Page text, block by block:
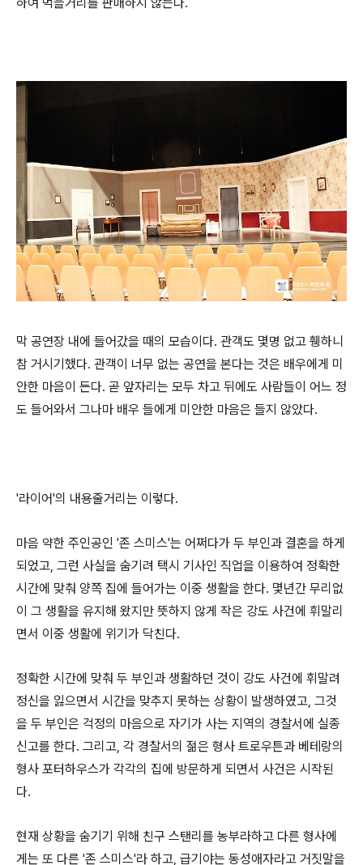
막 공연장 내에 들어갔을 때의 모습이다. 관객도 몇명 없고 휑하니
참 거시기했다. 관객이 너무 없는 공연을 본다는 것은 배우에게 미
안한 마음이 든다. 곧 앞자리는 모두 차고 뒤에도 사람들이 어느 정
도 들어와서 그나마 배우 들에게 미안한 마음은 들지 않았다.
'라이어'의 내용줄거리는 이렇다.
마음 약한 주인공인 '존 스미스'는 어쩌다가 두 부인과 결혼을 하게
되었고, 그런 사실을 숨기려 택시 기사인 직업을 이용하여 정확한
시간에 맞춰 양쪽 집에 들어가는 이중 생활을 한다. 몇년간 무리없
이 그 생활을 유지해 왔지만 뜻하지 않게 작은 강도 사건에 휘말리
면서 이중 생활에 위기가 닥친다.
정확한 시간에 맞춰 두 부인과 생활하던 것이 강도 사건에 휘말려
정신을 잃으면서 시간을 맞추지 못하는 상황이 발생하였고, 그것
을 두 부인은 걱정의 마음으로 자기가 사는 지역의 경찰서에 실종
신고를 한다. 그리고, 각 경찰서의 젊은 형사 트로우튼과 베테랑의
형사 포터하우스가 각각의 집에 방문하게 되면서 사건은 시작된
다.
현재 상황을 숨기기 위해 친구 스탠리를 농부라하고 다른 형사에
게는 또 다른 '존 스미스'라 하고, 급기야는 동성애자라고 거짓말을